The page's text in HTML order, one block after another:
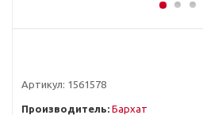
Артикул: 1561578
Производитель: Бархат